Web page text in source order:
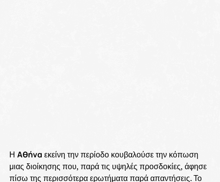
Η Αθήνα εκείνη την περίοδο κουβαλούσε την κόπωση
μιας διοίκησης που, παρά τις υψηλές προσδοκίες, άφησε
πίσω της περισσότερα ερωτήματα παρά απαντήσεις. Το